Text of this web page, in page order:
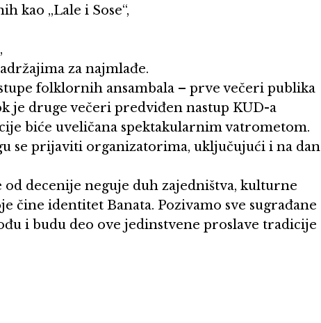
kao „Lale i Sose“,
za najmlađe.
folklornih ansambala – prve večeri publika
je druge večeri predviđen nastup KUD-a
biće uveličana spektakularnim vatrometom.
se prijaviti organizatorima, uključujući i na dan
od decenije neguje duh zajedništva, kulturne
čine identitet Banata. Pozivamo sve sugrađane
i budu deo ove jedinstvene proslave tradicije